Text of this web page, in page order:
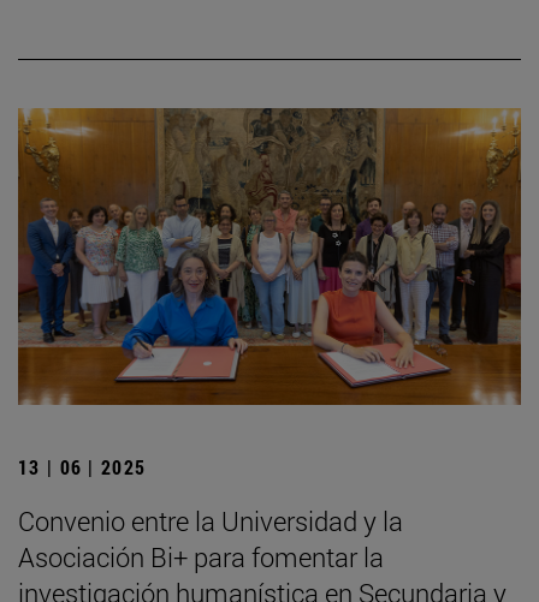
13 | 06 | 2025
Convenio entre la Universidad y la
Asociación Bi+ para fomentar la
investigación humanística en Secundaria y